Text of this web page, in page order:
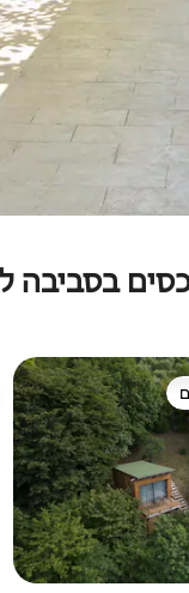
בסביבה
על ידי אורחים